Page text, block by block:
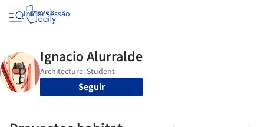
Iniciar sessão
Seguir